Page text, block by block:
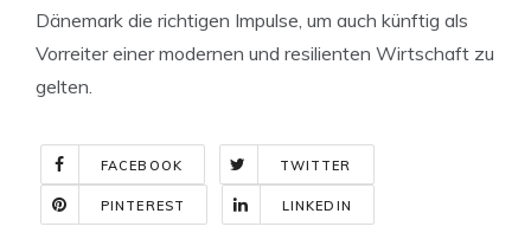
Dänemark die richtigen Impulse, um auch künftig als
Vorreiter einer modernen und resilienten Wirtschaft zu
gelten.
FACEBOOK TWITTER
PINTEREST LINKEDIN